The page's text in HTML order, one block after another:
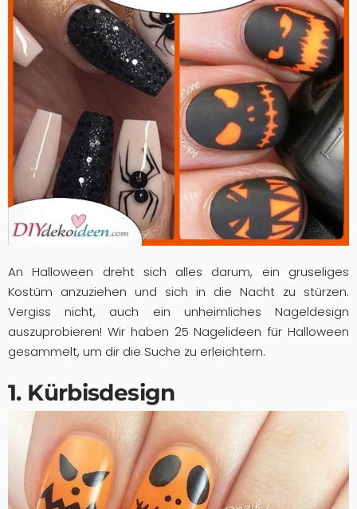
An Halloween dreht sich alles darum, ein gruseliges
Kostüm anzuziehen und sich in die Nacht zu stürzen.
Vergiss nicht, auch ein unheimliches Nageldesign
auszuprobieren! Wir haben 25 Nagelideen für Halloween
gesammelt, um dir die Suche zu erleichtern.
1. Kürbisdesign